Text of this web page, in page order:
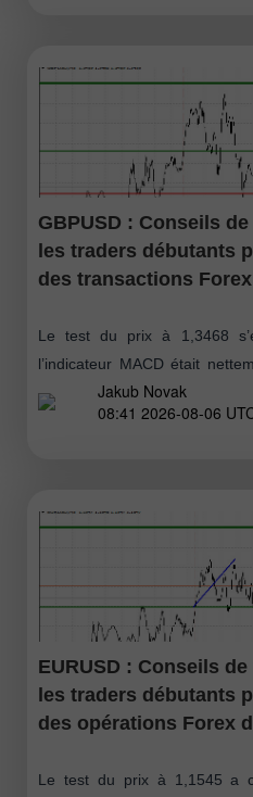
GBPUSD : Conseils
les traders débutants
des transactions Forex
Le test du prix à 1,3468
l’indicateur MACD était
ligne zéro, ce qui limitait le
Jakub Novak
08:41 2026-08-06
EURUSD : Conseils
les traders débutants
des opérations Forex
Le test du prix à 1,1545 a